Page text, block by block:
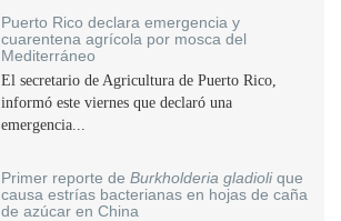
Puerto Rico declara emergencia y
cuarentena agrícola por mosca del
Mediterráneo
El secretario de Agricultura de Puerto Rico,
informó este viernes que declaró una
emergencia...
Primer reporte de Burkholderia gladiolique
causa estrías bacterianas en hojas de caña
de azúcar en China